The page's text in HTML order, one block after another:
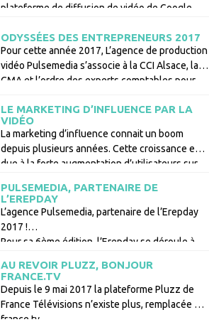
plateforme de diffusion de vidéo de Google
d’excuses pour ne pas communiquer … en
vidéo !
ODYSSÉES DES ENTREPRENEURS 2017
Pour cette année 2017, L’agence de production
vidéo Pulsemedia s’associe à la CCI Alsace, la
CMA et l’ordre des experts comptables pour
d’entreprise de l’année.
LE MARKETING D’INFLUENCE PAR LA
VIDÉO
La marketing d’influence connait un boom
depuis plusieurs années. Cette croissance est
due à la forte augmentation d’utilisateurs sur
ou YouTube.
PULSEMEDIA, PARTENAIRE DE
L’EREPDAY
L’agence Pulsemedia, partenaire de l’Erepday
2017 !
Pour sa 6ème édition, l’Erepday se déroule à
communication et du marketing
strasbourgeoise.
AU REVOIR PLUZZ, BONJOUR
FRANCE.TV
Depuis le 9 mai 2017 la plateforme Pluzz de
France Télévisions n’existe plus, remplacée par
france.tv.